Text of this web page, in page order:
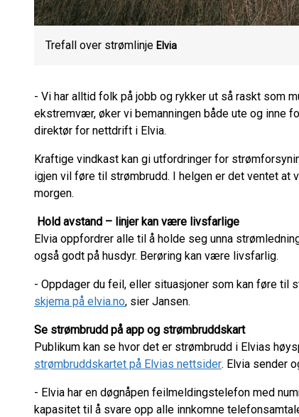
Trefall over strømlinje Elvia
- Vi har alltid folk på jobb og rykker ut så raskt som
ekstremvær, øker vi bemanningen både ute og inne
direktør for nettdrift i Elvia.
Kraftige vindkast kan gi utfordringer for
igjen vil føre til strømbrudd. I helgen er det ventet
morgen.
Hold avstand – linjer kan være livsfarlige
Elvia oppfordrer alle til å holde seg unna
også godt på husdyr. Berøring kan være livsfarlig.
- Oppdager du feil, eller situasjoner som kan føre til
skjema på elvia.no, sier Jansen.
Se strømbrudd på app og strømbruddskart
Publikum kan se hvor det er strømbrudd i Elvias
strømbruddskartet på Elvias nettsider. Elvia sender
- Elvia har en døgnåpen feilmeldingstelefon med
kapasitet til å svare opp alle innkomne